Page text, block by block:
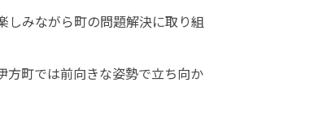
しみながら町の問題解決に取り組
町では前向きな姿勢で立ち向か